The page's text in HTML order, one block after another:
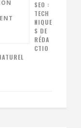
SEO :
TECH
NIQUE
S DE
RÉDA
CTIO